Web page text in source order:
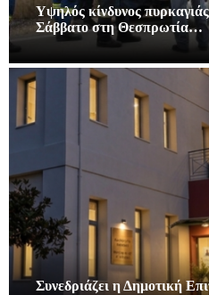
Υψηλός κίνδυνος
Σάββατο στη Θεσπρωτία…
Συνεδριάζει η Δημοτική